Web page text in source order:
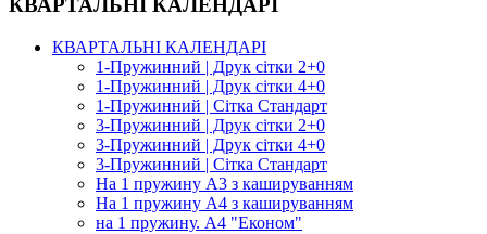
КВАРТАЛЬНІ КАЛЕНДАРІ
КВАРТАЛЬНІ КАЛЕНДАРІ
1-Пружинний | Друк сітки 2+0
1-Пружинний | Друк сітки 4+0
1-Пружинний | Сітка Стандарт
3-Пружинний | Друк сітки 2+0
3-Пружинний | Друк сітки 4+0
3-Пружинний | Сітка Стандарт
На 1 пружину А3 з кашируванням
На 1 пружину А4 з кашируванням
на 1 пружину. А4 "Економ"